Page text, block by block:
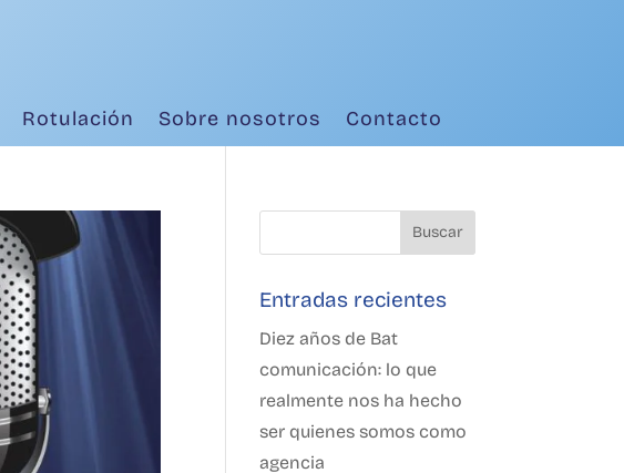
Rotulación Sobre nosotros Contacto
Entradas recientes
Diez años de Bat
comunicación: lo que
realmente nos ha hecho
ser quienes somos como
agencia